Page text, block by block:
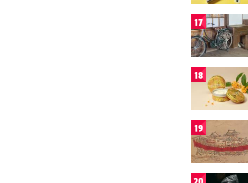
17
18
19